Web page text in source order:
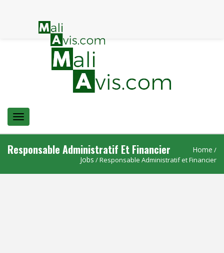
Menu
Responsable Administratif Et Financier Home /
Jobs / Responsable Administratif et Financier